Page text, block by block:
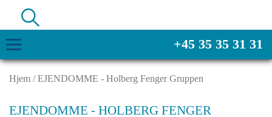
+45 35 35 31 31
Hjem /EJENDOMME - Holberg Fenger Gruppen
EJENDOMME - HOLBERG FENGER